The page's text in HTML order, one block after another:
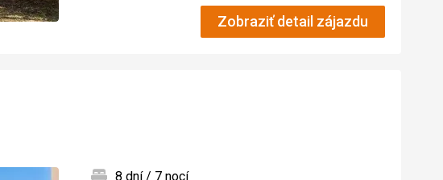
Zobraziť detail zájazdu
8 dní / 7 nocí